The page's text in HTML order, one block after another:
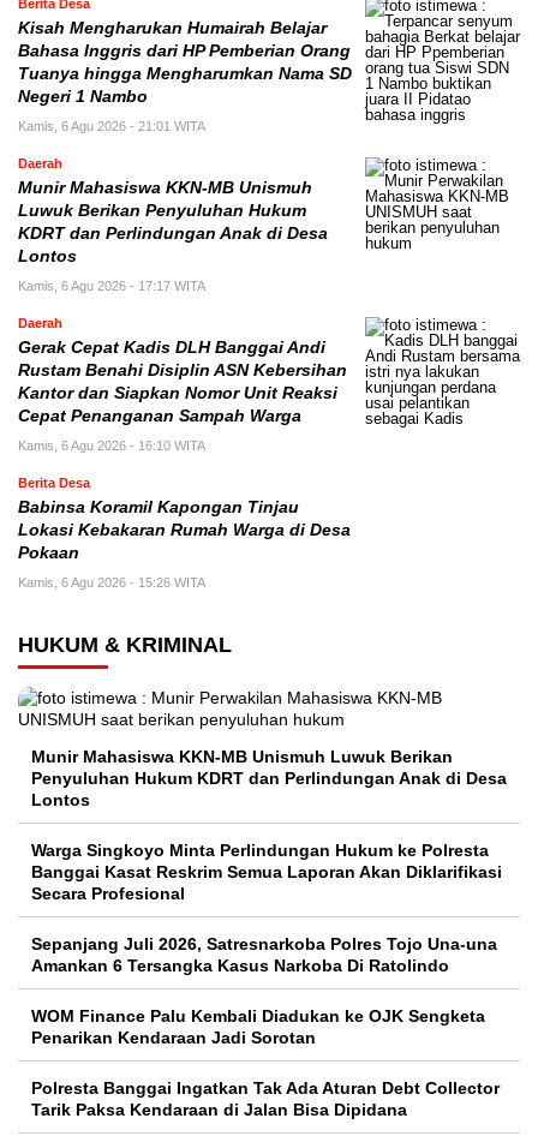
Berita Desa
Kisah Mengharukan Humairah Belajar
Bahasa Inggris dari HP Pemberian Orang
Tuanya hingga Mengharumkan Nama SD
Negeri 1 Nambo
Kamis, 6 Agu 2026 - 21:01 WITA
Daerah
Munir Mahasiswa KKN-MB Unismuh
Luwuk Berikan Penyuluhan Hukum
KDRT dan Perlindungan Anak di Desa
Lontos
Kamis, 6 Agu 2026 - 17:17 WITA
Daerah
Gerak Cepat Kadis DLH Banggai Andi
Rustam Benahi Disiplin ASN Kebersihan
Kantor dan Siapkan Nomor Unit Reaksi
Cepat Penanganan Sampah Warga
Kamis, 6 Agu 2026 - 16:10 WITA
Berita Desa
Babinsa Koramil Kapongan Tinjau
Lokasi Kebakaran Rumah Warga di Desa
Pokaan
Kamis, 6 Agu 2026 - 15:26 WITA
HUKUM & KRIMINAL
Munir Mahasiswa KKN-MB Unismuh Luwuk Berikan
Penyuluhan Hukum KDRT dan Perlindungan Anak di Desa
Lontos
Warga Singkoyo Minta Perlindungan Hukum ke Polresta
Banggai Kasat Reskrim Semua Laporan Akan Diklarifikasi
Secara Profesional
Sepanjang Juli 2026, Satresnarkoba Polres Tojo Una-una
Amankan 6 Tersangka Kasus Narkoba Di Ratolindo
WOM Finance Palu Kembali Diadukan ke OJK Sengketa
Penarikan Kendaraan Jadi Sorotan
Polresta Banggai Ingatkan Tak Ada Aturan Debt Collector
Tarik Paksa Kendaraan di Jalan Bisa Dipidana